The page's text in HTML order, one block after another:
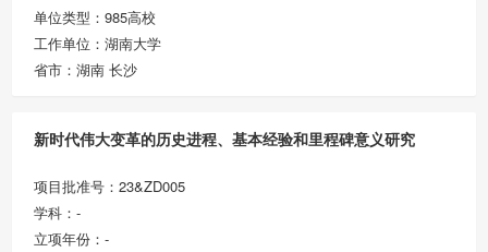
单位类型：985高校
工作单位：湖南大学
省市：湖南 长沙
新时代伟大变革的历史进程、基本经验和里程碑意义研究
项目批准号：23&ZD005
学科：-
立项年份：-